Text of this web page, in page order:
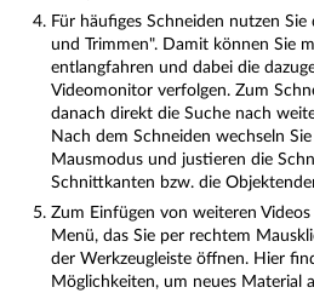
Für häufiges Schneiden nutzen
und Trimmen". Damit können Sie
entlangfahren und dabei die
Videomonitor verfolgen. Zum
danach direkt die Suche nach
Nach dem Schneiden wechseln
Mausmodus und justieren die
Schnittkanten bzw. die
Zum Einfügen von weiteren
Menü, das Sie per rechtem
der Werkzeugleiste öffnen. Hier
Möglichkeiten, um neues Material